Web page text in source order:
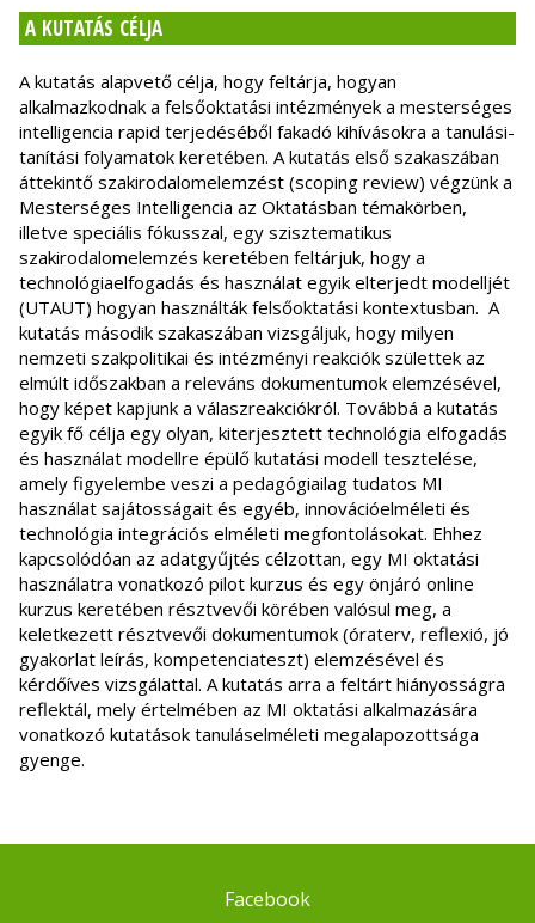
A KUTATÁS CÉLJA
A kutatás alapvető célja, hogy feltárja, hogyan
alkalmazkodnak a felsőoktatási intézmények a mesterséges
intelligencia rapid terjedéséből fakadó kihívásokra a tanulási-
tanítási folyamatok keretében. A kutatás első szakaszában
áttekintő szakirodalomelemzést (scoping review) végzünk a
Mesterséges Intelligencia az Oktatásban témakörben,
illetve speciális fókusszal, egy szisztematikus
szakirodalomelemzés keretében feltárjuk, hogy a
technológiaelfogadás és használat egyik elterjedt modelljét
(UTAUT) hogyan használták felsőoktatási kontextusban. A
kutatás második szakaszában vizsgáljuk, hogy milyen
nemzeti szakpolitikai és intézményi reakciók születtek az
elmúlt időszakban a releváns dokumentumok elemzésével,
hogy képet kapjunk a válaszreakciókról. Továbbá a kutatás
egyik fő célja egy olyan, kiterjesztett technológia elfogadás
és használat modellre épülő kutatási modell tesztelése,
amely figyelembe veszi a pedagógiailag tudatos MI
használat sajátosságait és egyéb, innovációelméleti és
technológia integrációs elméleti megfontolásokat. Ehhez
kapcsolódóan az adatgyűjtés célzottan, egy MI oktatási
használatra vonatkozó pilot kurzus és egy önjáró online
kurzus keretében résztvevői körében valósul meg, a
keletkezett résztvevői dokumentumok (óraterv, reflexió, jó
gyakorlat leírás, kompetenciateszt) elemzésével és
kérdőíves vizsgálattal. A kutatás arra a feltárt hiányosságra
reflektál, mely értelmében az MI oktatási alkalmazására
vonatkozó kutatások tanuláselméleti megalapozottsága
gyenge.
Facebook